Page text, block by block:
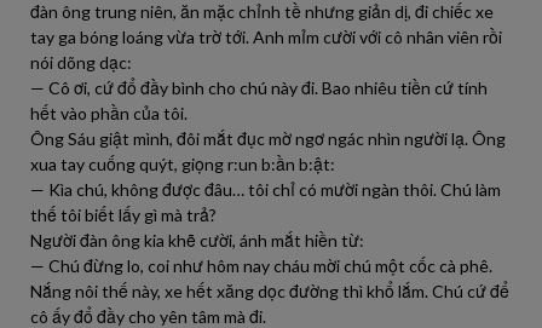
đàn ông trung niên, ăn mặc chỉnh tề nhưng giản dị, đi chiếc xe
tay ga bóng loáng vừa trờ tới. Anh mỉm cười với cô nhân viên rồi
nói dõng dạc:
— Cô ơi, cứ đổ đầy bình cho chú này đi. Bao nhiêu tiền cứ tính
hết vào phần của tôi.
Ông Sáu giật mình, đôi mắt đục mờ ngơ ngác nhìn người lạ. Ông
xua tay cuống quýt, giọng r:un b:ần b:ật:
— Kìa chú, không được đâu… tôi chỉ có mười ngàn thôi. Chú làm
thế tôi biết lấy gì mà trả?
Người đàn ông kia khẽ cười, ánh mắt hiền từ:
— Chú đừng lo, coi như hôm nay cháu mời chú một cốc cà phê.
Nắng nôi thế này, xe hết xăng dọc đường thì khổ lắm. Chú cứ để
cô ấy đổ đầy cho yên tâm mà đi.